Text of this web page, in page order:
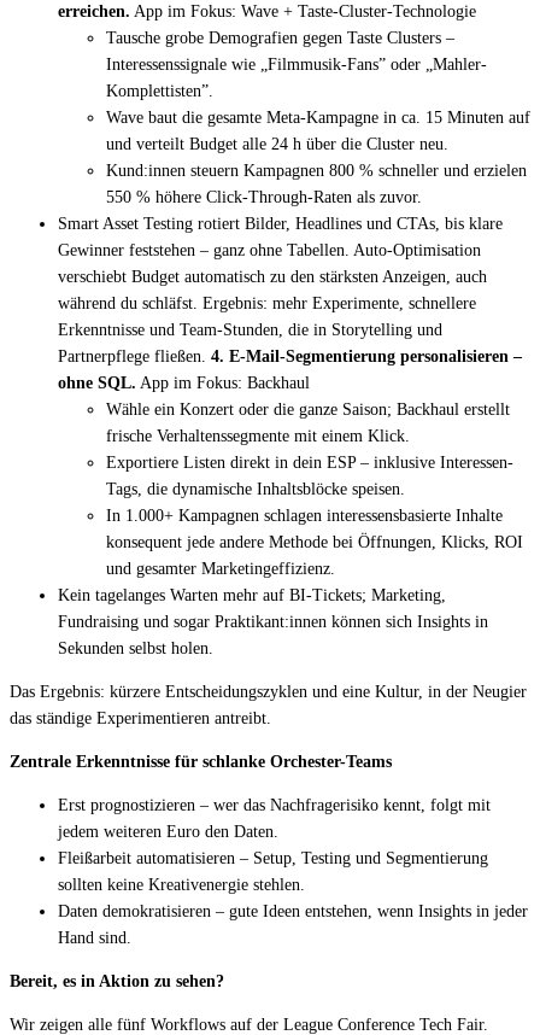
Veranstalter, Festivals & Nightlife
Recruiting & Employer Branding
RESOURCES
Erfolgsgeschichten
Insights
Newsletter
erreichen. App im Fokus: Wave + Taste-Cluster-Technologie
Tausche grobe Demografien gegen Taste Clusters –
Interessenssignale wie „Filmmusik-Fans” oder „Mahler-
Komplettisten”.
Wave baut die gesamte Meta-Kampagne in ca. 15 Minuten auf
und verteilt Budget alle 24 h über die Cluster neu.
Kund:innen steuern Kampagnen 800 % schneller und erzielen
550 % höhere Click-Through-Raten als zuvor.
Smart Asset Testing rotiert Bilder, Headlines und CTAs, bis klare
Gewinner feststehen – ganz ohne Tabellen. Auto-Optimisation
verschiebt Budget automatisch zu den stärksten Anzeigen, auch
während du schläfst. Ergebnis: mehr Experimente, schnellere
Erkenntnisse und Team-Stunden, die in Storytelling und
Partnerpflege fließen. 4. E-Mail-Segmentierung personalisieren –
ohne SQL. App im Fokus: Backhaul
Wähle ein Konzert oder die ganze Saison; Backhaul erstellt
frische Verhaltenssegmente mit einem Klick.
Exportiere Listen direkt in dein ESP – inklusive Interessen-
Tags, die dynamische Inhaltsblöcke speisen.
In 1.000+ Kampagnen schlagen interessensbasierte Inhalte
konsequent jede andere Methode bei Öffnungen, Klicks, ROI
und gesamter Marketingeffizienz.
Kein tagelanges Warten mehr auf BI-Tickets; Marketing,
Fundraising und sogar Praktikant:innen können sich Insights in
Sekunden selbst holen.
Das Ergebnis: kürzere Entscheidungszyklen und eine Kultur, in der Neugier
das ständige Experimentieren antreibt.
Zentrale Erkenntnisse für schlanke Orchester-Teams
Erst prognostizieren – wer das Nachfragerisiko kennt, folgt mit
jedem weiteren Euro den Daten.
Fleißarbeit automatisieren – Setup, Testing und Segmentierung
sollten keine Kreativenergie stehlen.
Daten demokratisieren – gute Ideen entstehen, wenn Insights in jeder
Hand sind.
Bereit, es in Aktion zu sehen?
Wir zeigen alle fünf Workflows auf der League Conference Tech Fair.